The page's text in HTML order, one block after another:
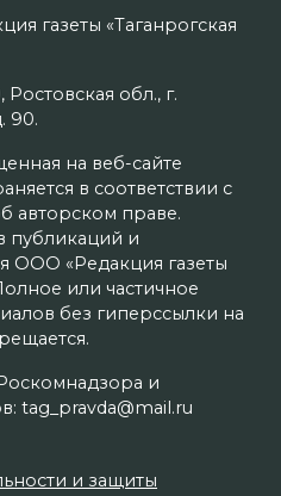
газеты «Таганрогская
обл., г.
90.
на веб-сайте
в соответствии с
авторском праве.
публикаций и
ООО «Редакция газеты
или частичное
без гиперссылки на
и
tag_pravda@mail.ru
и защиты